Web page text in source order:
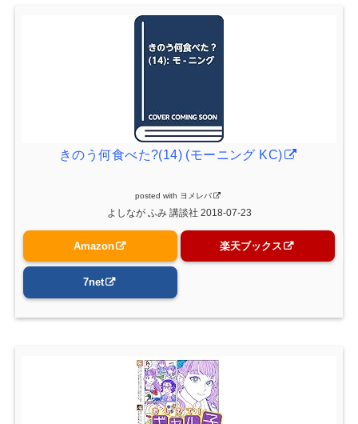
きのう何食べた?(14) (モーニング KC)
posted with ヨメレバ
よしなが ふみ 講談社 2018-07-23
Amazon 楽天ブックス
7net